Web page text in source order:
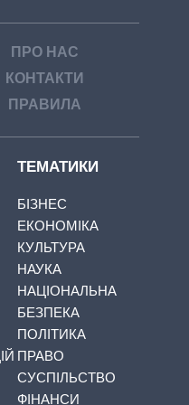
ПРО НАС
КОНТАКТИ
ПРАВИЛА
ТЕМАТИКИ
БІЗНЕС
ЕКОНОМІКА
КУЛЬТУРА
НАУКА
НАЦІОНАЛЬНА
БЕЗПЕКА
ПОЛІТИКА
ПРАВО
СУСПІЛЬСТВО
ФІНАНСИ